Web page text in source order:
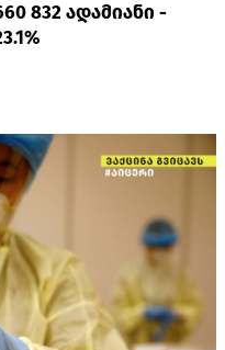
832 ადამიანი -